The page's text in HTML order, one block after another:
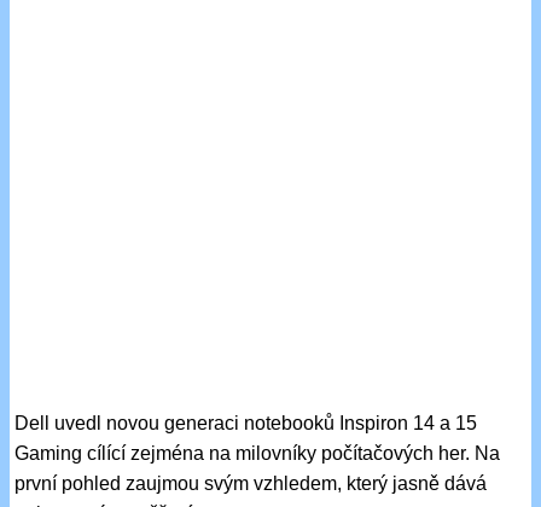
Dell uvedl novou generaci notebooků Inspiron 14 a 15
Gaming cílící zejména na milovníky počítačových her. Na
první pohled zaujmou svým vzhledem, který jasně dává